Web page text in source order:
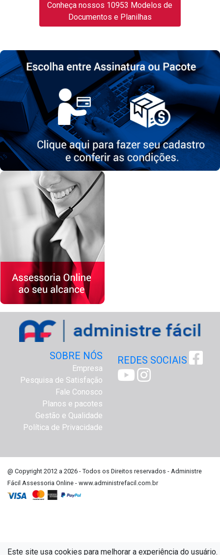
Conheça nossos 10953 Modelos de
Documentos e Planilhas
SOBRE NÓS
Empresa
Pesquisa de Satisfação
Fale Conosco
Planos e pacotes
Gestão e Qualidade
Política de Privacidade
REDES SOCIAIS
@ Copyright 2012 a 2026 - Todos os Direitos reservados - Administre
Fácil Assessoria Online - www.administrefacil.com.br
Este site usa cookies para melhorar a experiência do usuário.